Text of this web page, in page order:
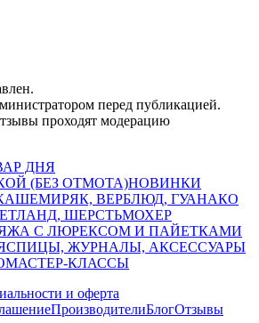
перед публикацией.
проходят модерацию
ДНЯ
(БЕЗ ОТМОТА)НОВИНКИ
ЯК, ВЕРБЛЮД, ГУАНАКО
ШЕРСТЬМОХЕР
С ЛЮРЕКСОМ И ПАЙЕТКАМИ
СПИЦЫ, ЖУРНАЛЫ, АКСЕССУАРЫ
МАСТЕР-КЛАССЫ
и оферта
ПроизводителиБлогОтзывы